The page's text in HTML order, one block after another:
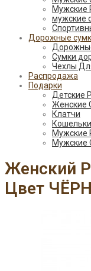
Мужские
мужские
Дорожные
Сумки
Чехлы
Распродажа
Подарки
Детские
Женские
Клатчи
Кошельки
Мужские
Мужские
Женский
Цвет